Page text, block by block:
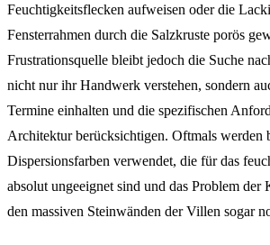
Feuchtigkeitsflecken aufweisen oder die
Fensterrahmen durch die Salzkruste porös
Frustrationsquelle bleibt jedoch die Suche
nicht nur ihr Handwerk verstehen, sondern
Termine einhalten und die spezifischen
Architektur berücksichtigen. Oftmals werden
Dispersionsfarben verwendet, die für das
absolut ungeeignet sind und das Problem
den massiven Steinwänden der Villen sogar